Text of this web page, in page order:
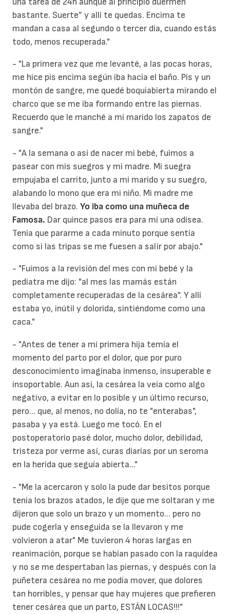
bastante. Suerte” y allí te quedas. Encima te
mandan a casa al segundo o tercer día, cuando estás
todo, menos recuperada."
- "La primera vez que me levanté, a las pocas horas,
me hice pis encima según iba hacia el baño. Pis y un
montón de sangre, me quedé boquiabierta mirando el
charco que se me iba formando entre las piernas.
Recuerdo que le manché a mi marido los zapatos de
sangre."
- "A la semana o así de nacer mi bebé, fuimos a
pasear con mis suegros y mi madre. Mi suegra
empujaba el carrito, junto a mi marido y su suegro,
alabando lo mono que era mi niño. Mi madre me
llevaba del brazo. Yo iba como una muñeca de
Famosa. Dar quince pasos era para mí una odisea.
Tenía que pararme a cada minuto porque sentía
como si las tripas se me fuesen a salir por abajo."
- "Fuimos a la revisión del mes con mi bebé y la
pediatra me dijo: "al mes las mamás están
completamente recuperadas de la cesárea". Y allí
estaba yo, inútil y dolorida, sintiéndome como una
caca."
- "Antes de tener a mi primera hija temía el
momento del parto por el dolor, que por puro
desconocimiento imaginaba inmenso, insuperable e
insoportable. Aun así, la cesárea la veía como algo
negativo, a evitar en lo posible y un último recurso,
pero... que, al menos, no dolía, no te "enterabas",
pasaba y ya está. Luego me tocó. En el
postoperatorio pasé dolor, mucho dolor, debilidad,
tristeza por verme así, curas diarias por un seroma
en la herida que seguía abierta..."
- "Me la acercaron y solo la pude dar besitos porque
tenia los brazos atados, le dije que me soltaran y me
dijeron que solo un brazo y un momento... pero no
pude cogerla y enseguida se la llevaron y me
volvieron a atar" Me tuvieron 4 horas largas en
reanimación, porque se habían pasado con la raquídea
y no se me despertaban las piernas, y después con la
puñetera cesárea no me podía mover, que dolores
tan horribles, y pensar que hay mujeres que prefieren
tener cesárea que un parto, ESTÁN LOCAS!!!"